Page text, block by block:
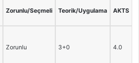
Zorunlu/Seçmeli Teorik/Uygulama AKTS
Zorunlu 3+0 4.0